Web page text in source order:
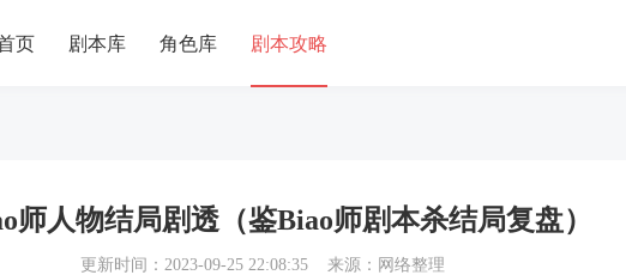
页 剧本库 角色库 剧本攻略
师人物结局剧透（鉴Biao师剧本杀结局复盘）
更新时间：2023-09-25 22:08:35 来源：网络整理